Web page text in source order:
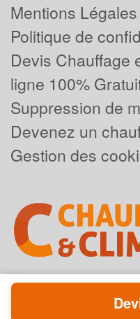
Mentions Légales
Politique de
Devis Chauffage
ligne 100%
Suppression de
Devenez un
Gestion des
Powered